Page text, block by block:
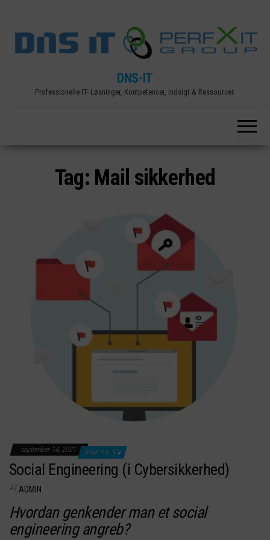
DNS-IT
Professionelle IT- Løsninger, Kompetencer, Indsigt & Ressourcer.
Tag: Mail sikkerhed
september 14, 2021 Slået fra
Social Engineering (i Cybersikkerhed)
Af ADMIN
Hvordan genkender man et social
engineering angreb?